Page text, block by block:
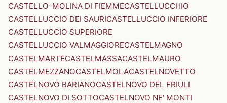
CASTELLO-MOLINA DI FIEMMECASTELLUCCHIO
CASTELLUCCIO DEI SAURICASTELLUCCIO INFERIORE
CASTELLUCCIO SUPERIORE
CASTELLUCCIO VALMAGGIORECASTELMAGNO
CASTELMARTECASTELMASSACASTELMAURO
CASTELMEZZANOCASTELMOLACASTELNOVETTO
CASTELNOVO BARIANOCASTELNOVO DEL FRIULI
CASTELNOVO DI SOTTOCASTELNOVO NE' MONTI